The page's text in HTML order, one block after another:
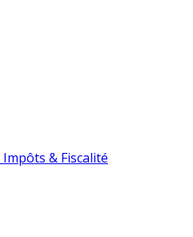
Impôts & Fiscalité